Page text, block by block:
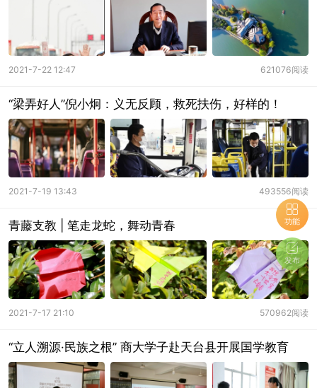
621076阅读
2021-7-22 12:47
“梁弄好人”倪小炯：义无反顾，救死扶伤，好样的！
493556阅读
2021-7-19 13:43
青藤支教 | 笔走龙蛇，舞动青春
570962阅读
2021-7-17 21:10
“立人溯源·民族之根” 商大学子赴天台县开展国学教育
功能
发布